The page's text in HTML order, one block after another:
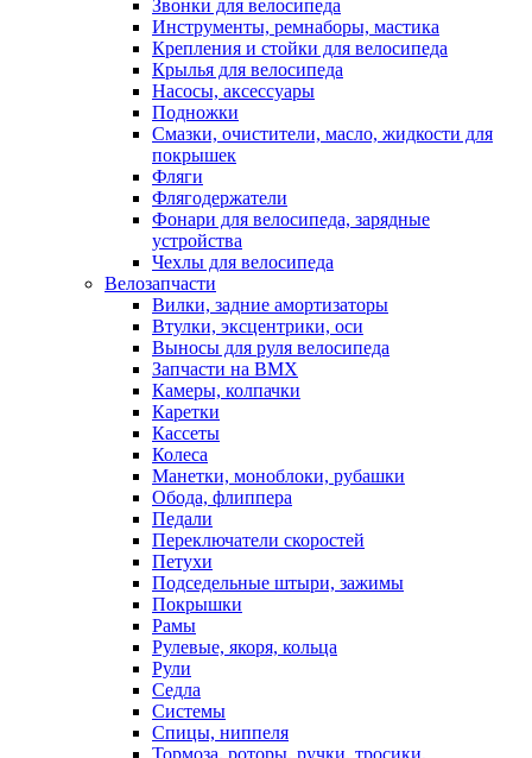
Звонки для велосипеда
Инструменты, ремнаборы, мастика
Крепления и стойки для велосипеда
Крылья для велосипеда
Насосы, аксессуары
Подножки
Смазки, очистители, масло, жидкости для
покрышек
Фляги
Флягодержатели
Фонари для велосипеда, зарядные
устройства
Чехлы для велосипеда
Велозапчасти
Вилки, задние амортизаторы
Втулки, эксцентрики, оси
Выносы для руля велосипеда
Запчасти на BMX
Камеры, колпачки
Каретки
Кассеты
Колеса
Манетки, моноблоки, рубашки
Обода, флиппера
Педали
Переключатели скоростей
Петухи
Подседельные штыри, зажимы
Покрышки
Рамы
Рулевые, якоря, кольца
Рули
Седла
Системы
Спицы, ниппеля